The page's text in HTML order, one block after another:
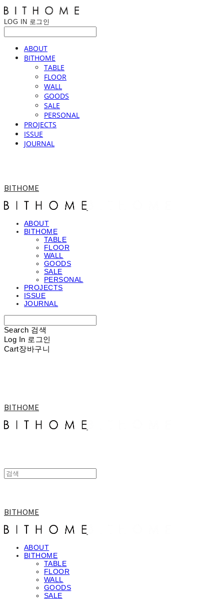
LOG IN 로그인
ABOUT
BITHOME
TABLE
FLOOR
WALL
GOODS
SALE
PERSONAL
PROJECTS
ISSUE
JOURNAL
BITHOME
ABOUT
BITHOME
TABLE
FLOOR
WALL
GOODS
SALE
PERSONAL
PROJECTS
ISSUE
JOURNAL
Search 검색
Log In 로그인
Cart장바구니
BITHOME
BITHOME
ABOUT
BITHOME
TABLE
FLOOR
WALL
GOODS
SALE